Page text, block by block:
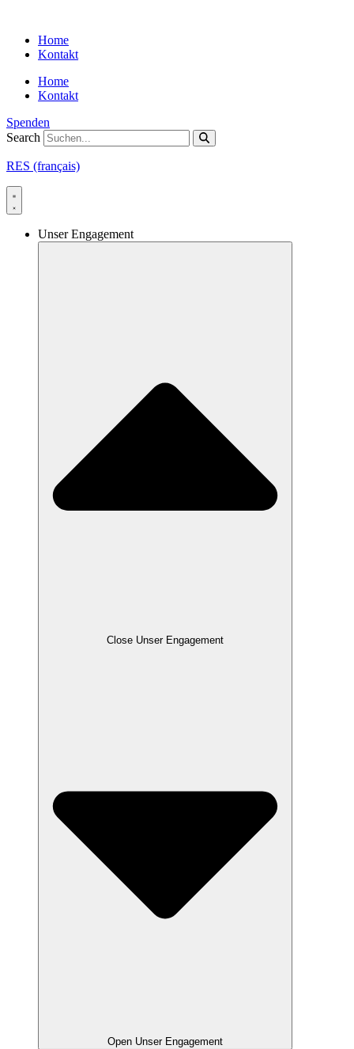
contentHome
Kontakt
Home
Kontakt
Spenden
Search
RES (français)
Unser Engagement
Close Unser Engagement
Open Unser Engagement